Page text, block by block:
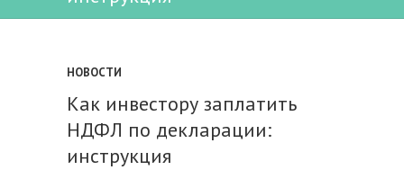
НОВОСТИ
Как инвестору заплатить
НДФЛ по декларации:
инструкция